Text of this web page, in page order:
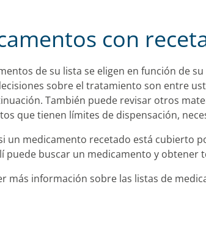
con
de su lista se eligen en función de
sobre el tratamiento son entre
También puede revisar otros
que tienen límites de dispensación,
un medicamento recetado está cubierto
puede buscar un medicamento y obtener
más información sobre las listas de